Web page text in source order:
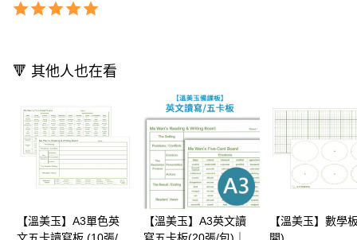
🔻 其他人也在看
【溫美玉】A3單色英
文五卡讀寫板 (10張/
【溫美玉】A3英文讀
寫五卡板(20張/包)｜學
【溫美玉】數學
開)